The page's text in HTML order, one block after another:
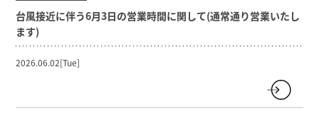
台風接近に伴う6月3日の営業時間に関して(通常通り営業いたし
ます)
2026.06.02[Tue]